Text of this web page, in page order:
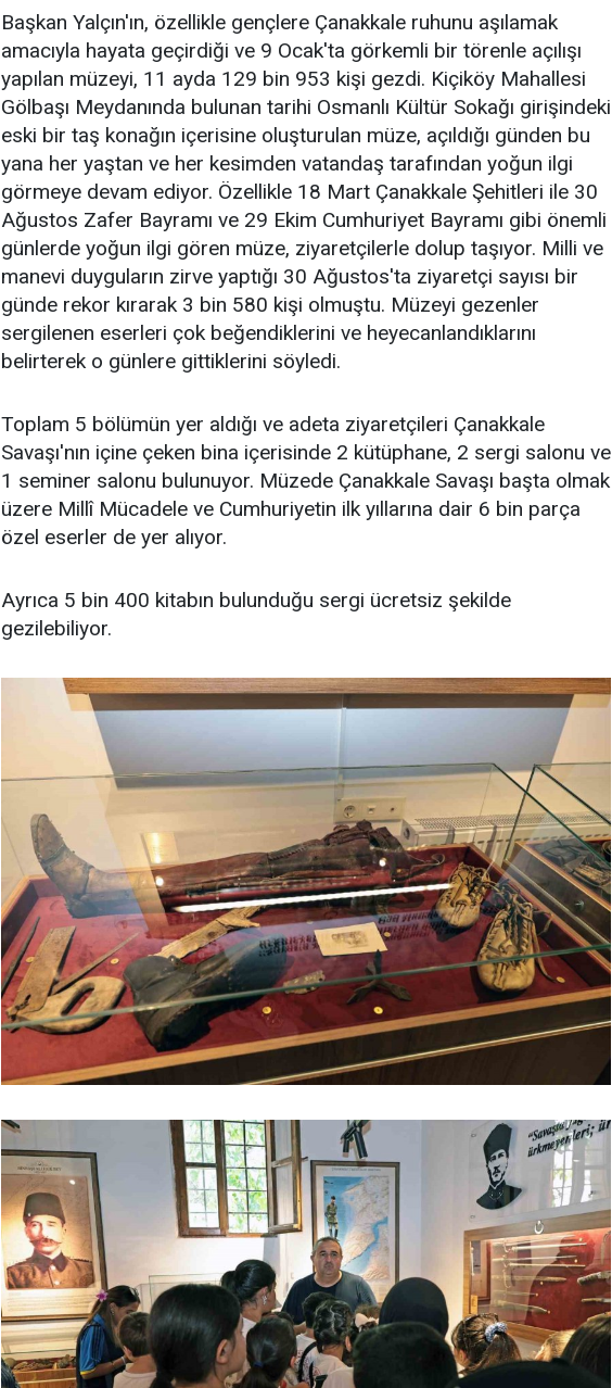
Başkan Yalçın'ın, özellikle gençlere Çanakkale ruhunu aşılamak
amacıyla hayata geçirdiği ve 9 Ocak'ta görkemli bir törenle açılışı
yapılan müzeyi, 11 ayda 129 bin 953 kişi gezdi. Kiçiköy Mahallesi
Gölbaşı Meydanında bulunan tarihi Osmanlı Kültür Sokağı girişindeki
eski bir taş konağın içerisine oluşturulan müze, açıldığı günden bu
yana her yaştan ve her kesimden vatandaş tarafından yoğun ilgi
görmeye devam ediyor. Özellikle 18 Mart Çanakkale Şehitleri ile 30
Ağustos Zafer Bayramı ve 29 Ekim Cumhuriyet Bayramı gibi önemli
günlerde yoğun ilgi gören müze, ziyaretçilerle dolup taşıyor. Milli ve
manevi duyguların zirve yaptığı 30 Ağustos'ta ziyaretçi sayısı bir
günde rekor kırarak 3 bin 580 kişi olmuştu. Müzeyi gezenler
sergilenen eserleri çok beğendiklerini ve heyecanlandıklarını
belirterek o günlere gittiklerini söyledi.
Toplam 5 bölümün yer aldığı ve adeta ziyaretçileri Çanakkale
Savaşı'nın içine çeken bina içerisinde 2 kütüphane, 2 sergi salonu ve
1 seminer salonu bulunuyor. Müzede Çanakkale Savaşı başta olmak
üzere Millî Mücadele ve Cumhuriyetin ilk yıllarına dair 6 bin parça
özel eserler de yer alıyor.
Ayrıca 5 bin 400 kitabın bulunduğu sergi ücretsiz şekilde
gezilebiliyor.